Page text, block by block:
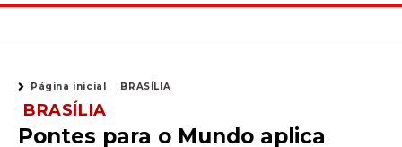
Página inicial BRASÍLIA
BRASÍLIA
Pontes para o Mundo aplica